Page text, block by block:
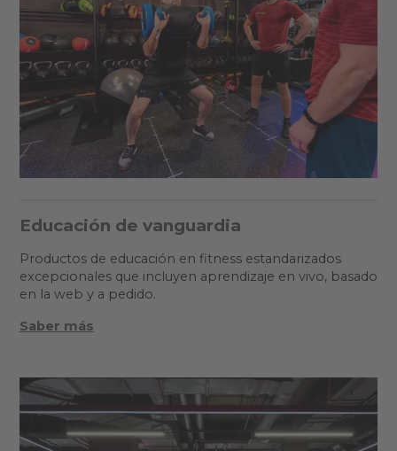
Educación de vanguardia
Productos de educación en fitness estandarizados
excepcionales que incluyen aprendizaje en vivo, basado
en la web y a pedido.
Saber más